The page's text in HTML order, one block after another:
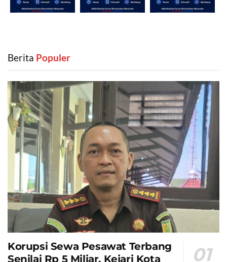
Berita ‎ Populer
Korupsi Sewa Pesawat Terbang
Senilai Rp 5 Miliar, Kejari Kota